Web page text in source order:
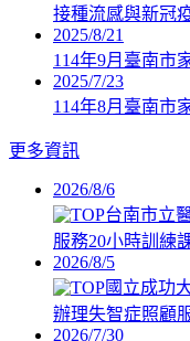
接種流感與新冠
2025/8/21
114年9月臺南市
2025/7/23
114年8月臺南市
更多資訊
2026/8/6
台南市立
服務20小時訓練
2026/8/5
國立成功
辦理失智症照顧
2026/7/30